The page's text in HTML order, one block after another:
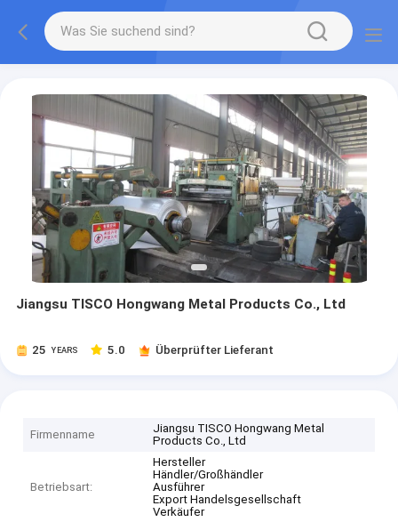
Jiangsu TISCO Hongwang Metal Products Co., Ltd
25 YEARS 5.0 Überprüfter Lieferant
Firmenname
Jiangsu TISCO Hongwang Metal
Products Co., Ltd
Betriebsart:
Hersteller
Händler/Großhändler
Ausführer
Export Handelsgesellschaft
Verkäufer